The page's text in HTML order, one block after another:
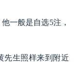
一般是自选5注，
先生照样来到附近